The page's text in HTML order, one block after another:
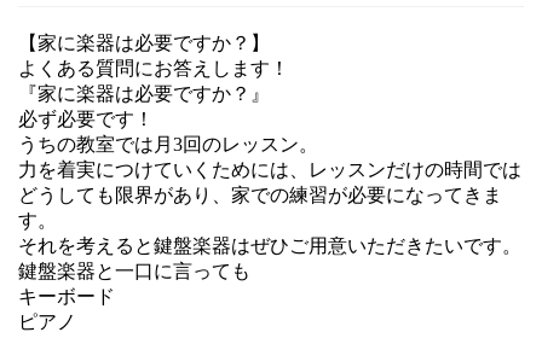
【家に楽器は必要ですか？】
よくある質問にお答えします！
『家に楽器は必要ですか？』
必ず必要です！
うちの教室では月3回のレッスン。
力を着実につけていくためには、レッスンだけの時間では
どうしても限界があり、家での練習が必要になってきま
す。
それを考えると鍵盤楽器はぜひご用意いただきたいです。
鍵盤楽器と一口に言っても
キーボード
ピアノ